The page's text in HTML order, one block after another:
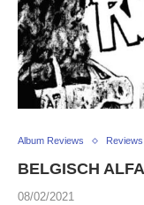
Album Reviews Reviews
BELGISCH
08/02/2021